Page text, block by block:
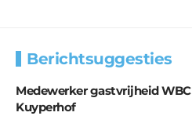
Berichtsuggesties
Medewerker gastvrijheid WBC
Kuyperhof